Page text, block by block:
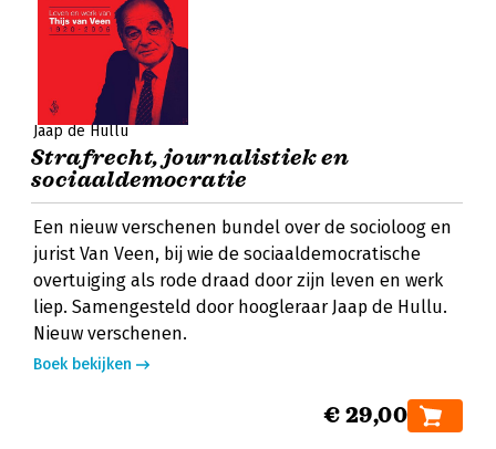
Jaap de Hullu
Strafrecht, journalistiek en
sociaaldemocratie
Een nieuw verschenen bundel over de socioloog en
jurist Van Veen, bij wie de sociaaldemocratische
overtuiging als rode draad door zijn leven en werk
liep. Samengesteld door hoogleraar Jaap de Hullu.
Nieuw verschenen.
Boek bekijken
€ 29,00